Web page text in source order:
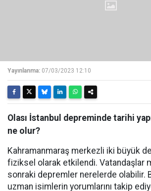
Yayınlanma: 07/03/2023 12:10
Olası İstanbul depreminde tarihi
ne olur?
Kahramanmaraş merkezli iki büyük
fiziksel olarak etkilendi. Vatandaşlar
sonraki depremler nerelerde olabilir.
uzman isimlerin yorumlarını takip